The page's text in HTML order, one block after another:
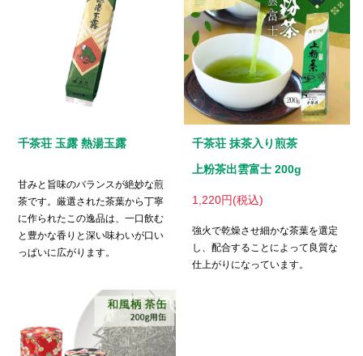
千茶荘 玉露 熱湯玉露
甘みと旨味のバランスが絶妙な煎
茶です。厳選された茶葉から丁寧
に作られたこの逸品は、一口飲む
と豊かな香りと深い味わいが口い
っぱいに広がります。
千茶荘 抹茶入り煎茶
上粉茶出雲富士 200g
1,220円(税込)
強火で乾燥させ細かな茶葉を選定
し、配合することによって良質な
仕上がりになっています。